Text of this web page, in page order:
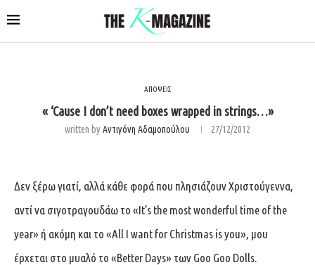
ΑΠΟΨΕΙΣ
« ‘Cause I don’t need boxes wrapped in strings…»
written byΑντιγόνη Αδαμοπούλου 27/12/2012
Δεν ξέρω γιατί, αλλά κάθε φορά που πλησιάζουν Χριστούγεννα,
αντί να σιγοτραγουδάω το «It’s the most wonderful time of the
year» ή ακόμη και το «All I want for Christmas is you», μου
έρχεται στο μυαλό το «Better Days» των Goo Goo Dolls.